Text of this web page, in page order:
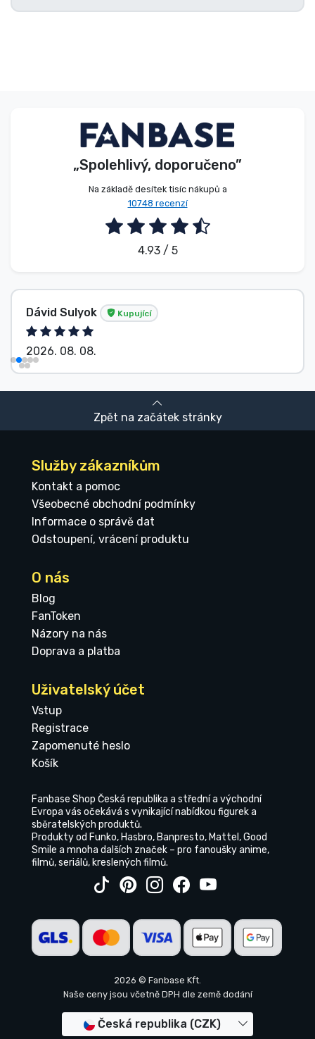
„Spolehlivý, doporučeno”
Na základě desítek tisíc nákupů a
10748 recenzí
4.93 / 5
Dávid Sulyok Kupující
2026. 08. 08.
Zpět na začátek stránky
Služby zákazníkům
Kontakt a pomoc
Všeobecné obchodní podmínky
Informace o správě dat
Odstoupení, vrácení produktu
O nás
Blog
FanToken
Názory na nás
Doprava a platba
Uživatelský účet
Vstup
Registrace
Zapomenuté heslo
Košík
Fanbase Shop Česká republika a střední a východní
Evropa vás očekává s vynikající nabídkou figurek a
sběratelských produktů.
Produkty od Funko, Hasbro, Banpresto, Mattel, Good
Smile a mnoha dalších značek – pro fanoušky anime,
filmů, seriálů, kreslených filmů.
2026 © Fanbase Kft.
Naše ceny jsou včetně DPH dle země dodání
Česká republika (CZK)